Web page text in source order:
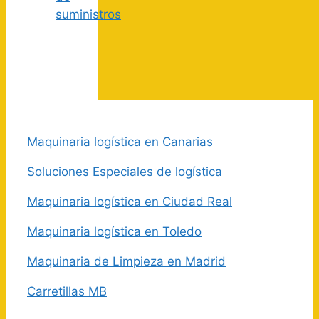
suministros
Maquinaria logística en Canarias
Soluciones Especiales de logística
Maquinaria logística en Ciudad Real
Maquinaria logística en Toledo
Maquinaria de Limpieza en Madrid
Carretillas MB